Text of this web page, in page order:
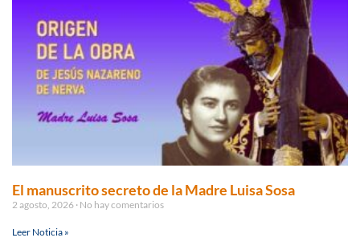
El manuscrito secreto de la Madre Luisa Sosa
2 agosto, 2026 No hay comentarios
Leer Noticia »